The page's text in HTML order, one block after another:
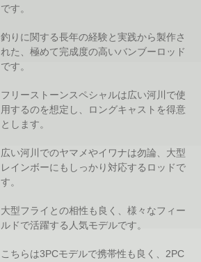
です。
釣りに関する長年の経験と実践から製作さ
れた、極めて完成度の高いバンブーロッド
です。
フリーストーンスペシャルは広い河川で使
用するのを想定し、ロングキャストを得意
とします。
広い河川でのヤマメやイワナは勿論、大型
レインボーにもしっかり対応するロッドで
す。
大型フライとの相性も良く、様々なフィー
ルドで活躍する人気モデルです。
こちらは3PCモデルで携帯性も良く、2PC